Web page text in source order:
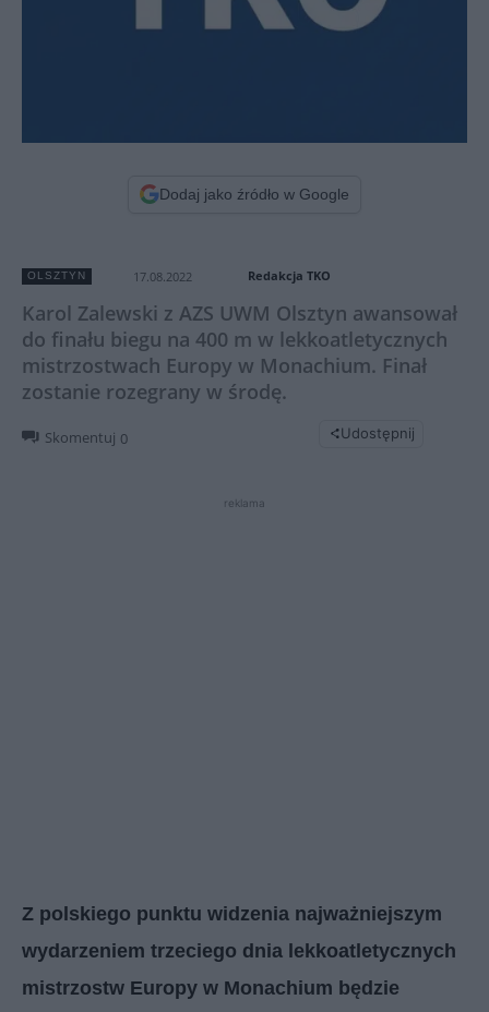
Dodaj jako źródło w Google
OLSZTYN 17.08.2022 Redakcja TKO
Karol Zalewski z AZS UWM Olsztyn awansował
do finału biegu na 400 m w lekkoatletycznych
mistrzostwach Europy w Monachium. Finał
zostanie rozegrany w środę.
Skomentuj 0 Udostępnij
reklama
Z polskiego punktu widzenia najważniejszym
wydarzeniem trzeciego dnia lekkoatletycznych
mistrzostw Europy w Monachium będzie